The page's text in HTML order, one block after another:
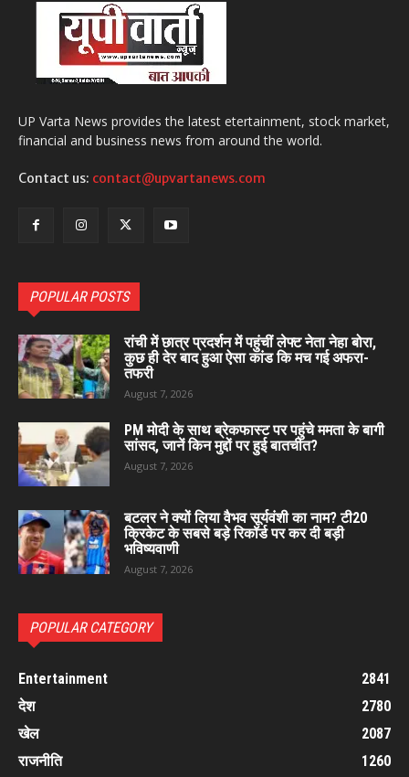
UP Varta News provides the latest etertainment, stock market,
financial and business news from around the world.
Contact us: contact@upvartanews.com
POPULAR POSTS
रांची में छात्र प्रदर्शन में पहुंचीं लेफ्ट नेता नेहा बोरा,
कुछ ही देर बाद हुआ ऐसा कांड कि मच गई अफरा-
तफरी
August 7, 2026
PM मोदी के साथ ब्रेकफास्ट पर पहुंचे ममता के बागी
सांसद, जानें किन मुद्दों पर हुई बातचीत?
August 7, 2026
बटलर ने क्यों लिया वैभव सूर्यवंशी का नाम? टी20
क्रिकेट के सबसे बड़े रिकॉर्ड पर कर दी बड़ी
भविष्यवाणी
August 7, 2026
POPULAR CATEGORY
Entertainment
2841
देश
2780
खेल
2087
राजनीति
1260